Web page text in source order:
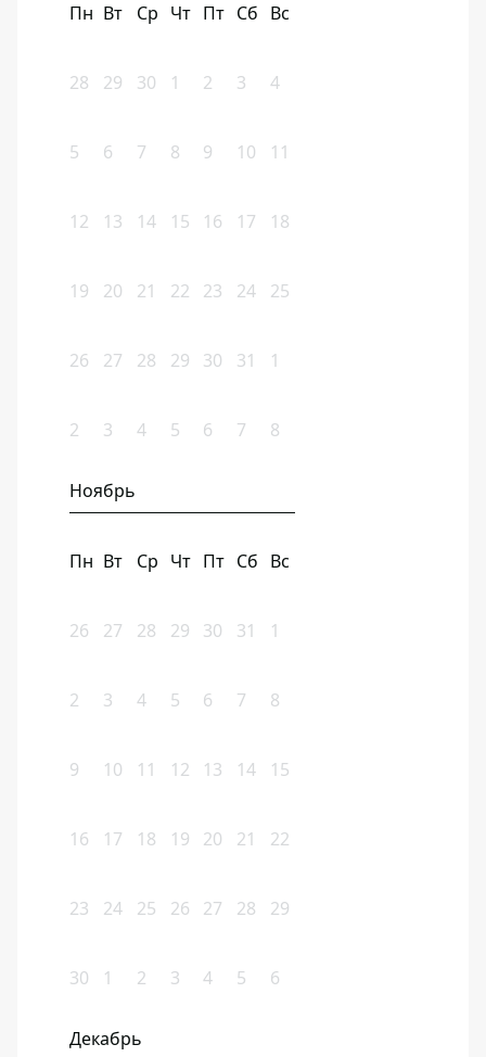
Пн Вт Ср Чт Пт Сб Вс
28 29 30 1 2 3 4
5 6 7 8 9 10 11
12 13 14 15 16 17 18
19 20 21 22 23 24 25
26 27 28 29 30 31 1
2 3 4 5 6 7 8
Ноябрь
Пн Вт Ср Чт Пт Сб Вс
26 27 28 29 30 31 1
2 3 4 5 6 7 8
9 10 11 12 13 14 15
16 17 18 19 20 21 22
23 24 25 26 27 28 29
30 1 2 3 4 5 6
Декабрь